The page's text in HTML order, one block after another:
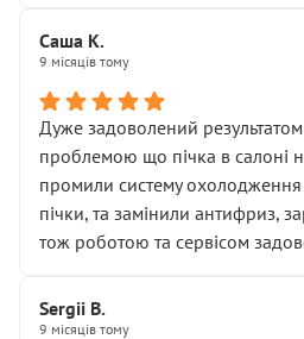
Саша К.
9 місяців тому
Дуже задоволений
проблемою що пічка в салоні
промили систему охолодження
пічки, та замінили антифриз,
тож роботою та сервісом
Sergii B.
9 місяців тому